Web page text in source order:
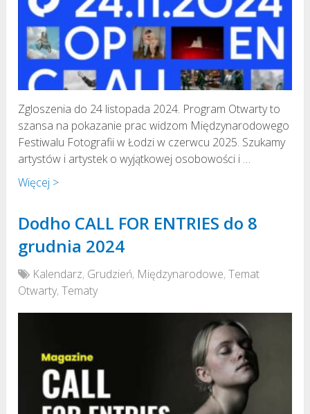
Zgloszenia do 24 listopada 2024. Program Otwarty to
szansa na pokazanie prac widzom Międzynarodowego
Festiwalu Fotografii w Łodzi w czerwcu 2025. Szukamy
artystów i artystek o wyjątkowej osobowości i …
Więcej >
Dodho CALL FOR ENTRIES do 8
grudnia 2024
Kalendarz, Grudzień, Międzynarodowe,Temat
Otwarty,Tematy